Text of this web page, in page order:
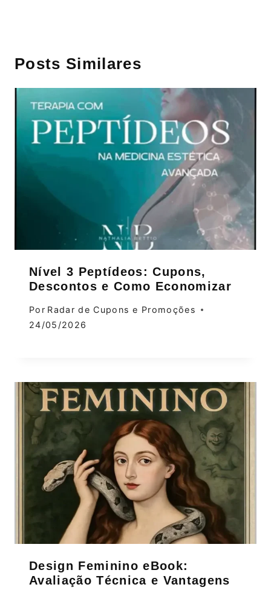
Posts Similares
Nível 3 Peptídeos: Cupons,
Descontos e Como Economizar
Por Radar de Cupons e Promoções
24/05/2026
Design Feminino eBook:
Avaliação Técnica e Vantagens